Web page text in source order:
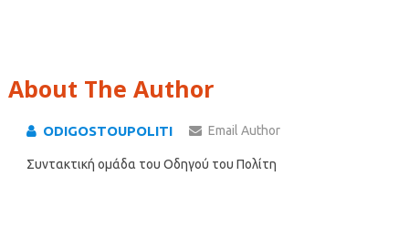
About The Author
ODIGOSTOUPOLITI Email Author
Συντακτική ομάδα του Οδηγού του Πολίτη